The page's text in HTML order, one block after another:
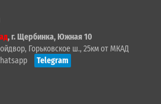
, г. Щербинка, Южная 10
Горьковское ш., 25км от МКАД
Telegram